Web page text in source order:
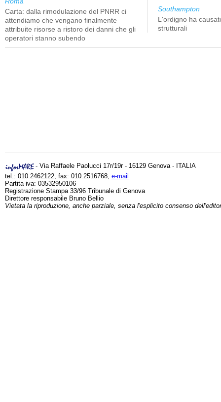
Carta: dalla rimodulazione del PNRR ci
attendiamo che vengano finalmente
attribuite risorse a ristoro dei danni che gli
operatori stanno subendo
Southampton
L'ordigno ha
strutturali
- Via Raffaele Paolucci 17r/19r - 16129 Genova - ITALIA
tel.: 010.2462122, fax: 010.2516768, e-mail
Partita iva: 03532950106
Registrazione Stampa 33/96 Tribunale di Genova
Direttore responsabile Bruno Bellio
Vietata la riproduzione, anche parziale, senza l'esplicito consenso